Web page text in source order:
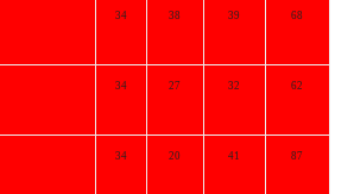
34 38 39 68
34 27 32 62
34 20 41 87